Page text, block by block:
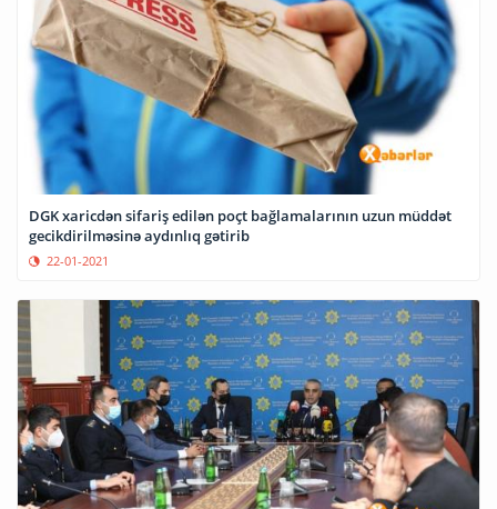
DGK xaricdən sifariş edilən poçt bağlamalarının uzun müddət
gecikdirilməsinə aydınlıq gətirib
22-01-2021